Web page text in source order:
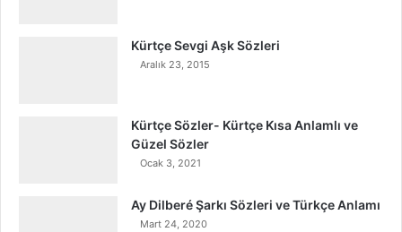
Kürtçe Sevgi Aşk Sözleri
Aralık 23, 2015
Kürtçe Sözler- Kürtçe Kısa Anlamlı ve
Güzel Sözler
Ocak 3, 2021
Ay Dilberé Şarkı Sözleri ve Türkçe Anlamı
Mart 24, 2020